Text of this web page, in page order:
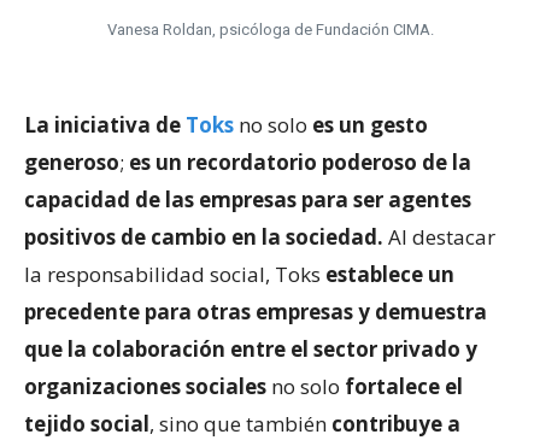
Vanesa Roldan, psicóloga de Fundación CIMA.
La iniciativa de Toks no solo es un gesto
generoso; es un recordatorio poderoso de la
capacidad de las empresas para ser agentes
positivos de cambio en la sociedad. Al destacar
la responsabilidad social, Toks establece un
precedente para otras empresas y demuestra
que la colaboración entre el sector privado y
organizaciones sociales no solo fortalece el
tejido social, sino que también contribuye a